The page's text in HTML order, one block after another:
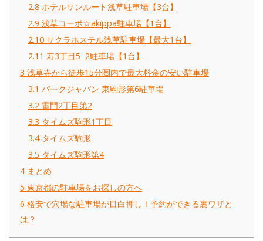
2.8 ホテルサンルート浅草駐車場【3台】
2.9 浅草コーポ☆akippa駐車場【1台】
2.10 サクラホステル浅草駐車場【最大1台】
2.11 寿3丁目5−2駐車場【1台】
3 浅草寺から徒歩15分圏内で最大料金の安い駐車場
3.1 パークジャパン 東駒形第6駐車場
3.2 雷門2丁目第2
3.3 タイムズ駒形1丁目
3.4 タイムズ駒形
3.5 タイムズ駒形第4
4 まとめ
5 東京都の駐車場をお探しの方へ
6 格安で穴場な駐車場が目白押し！予約ができる裏ワザと
は？